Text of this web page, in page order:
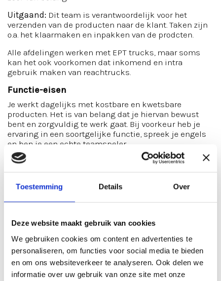
Toestemming Details Over
Deze website maakt gebruik van cookies
We gebruiken cookies om content en advertenties te
personaliseren, om functies voor social media te bieden
en om ons websiteverkeer te analyseren. Ook delen we
informatie over uw gebruik van onze site met onze
Uitgaand: Dit team is verantwoordelijk voor het
verzenden van de producten naar de klant. Taken zijn
o.a. het klaarmaken en inpakken van de prodcten.
Alle afdelingen werken met EPT trucks, maar soms
kan het ook voorkomen dat inkomend en intra
gebruik maken van reachtrucks.
Functie-eisen
Je werkt dagelijks met kostbare en kwetsbare
producten. Het is van belang dat je hiervan bewust
bent en zorgvuldig te werk gaat. Bij voorkeur heb je
ervaring in een soortgelijke functie, spreek je engels
en ben je een echte teamspeler.
In ruil voor dit alles bieden we je een salaris rond de
€2.600 per maand. Je komt te werken bij een hele fijne
en stabiele werkgever die van iedere werkdag een
feestje maakt.
contact op met Joshua via joshua@lokaal-werkt.nl